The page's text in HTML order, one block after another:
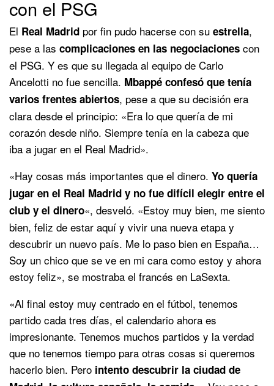
con el PSG
El Real Madrid por fin pudo hacerse con su estrella,
pese a las complicaciones en las negociaciones con
el PSG. Y es que su llegada al equipo de Carlo
Ancelotti no fue sencilla. Mbappé confesó que tenía
varios frentes abiertos, pese a que su decisión era
clara desde el principio: «Era lo que quería de mi
corazón desde niño. Siempre tenía en la cabeza que
iba a jugar en el Real Madrid».
«Hay cosas más importantes que el dinero. Yo quería
jugar en el Real Madrid y no fue difícil elegir entre el
club y el dinero«, desveló. «Estoy muy bien, me siento
bien, feliz de estar aquí y vivir una nueva etapa y
descubrir un nuevo país. Me lo paso bien en España…
Soy un chico que se ve en mi cara como estoy y ahora
estoy feliz», se mostraba el francés en LaSexta.
«Al final estoy muy centrado en el fútbol, tenemos
partido cada tres días, el calendario ahora es
impresionante. Tenemos muchos partidos y la verdad
que no tenemos tiempo para otras cosas si queremos
hacerlo bien. Pero intento descubrir la ciudad de